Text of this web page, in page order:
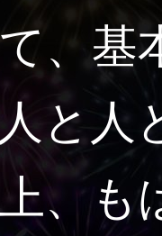
、基
と人
、も